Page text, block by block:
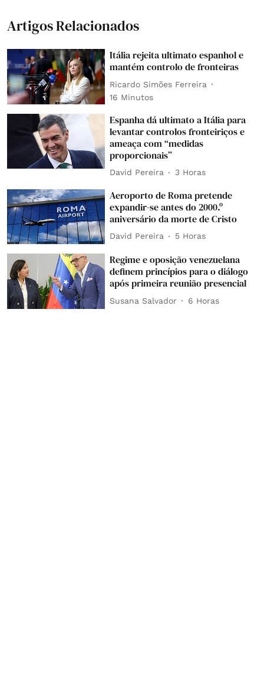
Artigos Relacionados
Itália rejeita ultimato espanhol e
mantém controlo de fronteiras
Ricardo Simões Ferreira
16 Minutos
Espanha dá ultimato a Itália para
levantar controlos fronteiriços e
ameaça com “medidas
proporcionais”
David Pereira 3 Horas
Aeroporto de Roma pretende
expandir-se antes do 2000.º
aniversário da morte de Cristo
David Pereira 5 Horas
Regime e oposição venezuelana
definem princípios para o diálogo
após primeira reunião presencial
Susana Salvador 6 Horas